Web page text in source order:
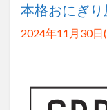
本格おにぎり
2024年11月30